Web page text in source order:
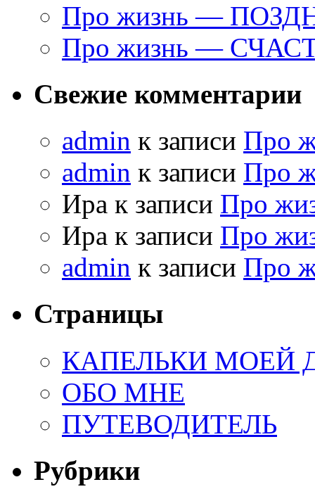
Про жизнь —
Про жизнь —
Свежие комментарии
admin к записи Про
admin к записи Про
Ира к записи Про
Ира к записи Про
admin к записи Про
Страницы
КАПЕЛЬКИ МОЕЙ
ОБО МНЕ
ПУТЕВОДИТЕЛЬ
Рубрики